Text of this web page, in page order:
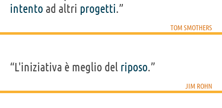
intento ad altri progetti.”
TOM SMOTHERS
“L'iniziativa è meglio del riposo.”
JIM ROHN